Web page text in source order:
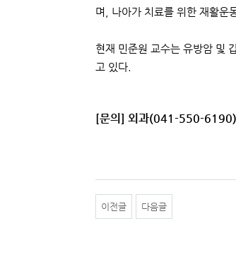
며, 나아가 치료를 위한 재활운
현재 민준원 교수는 유방암 및
고 있다.
[문의] 외과(041-550-6190)
이전글 다음글